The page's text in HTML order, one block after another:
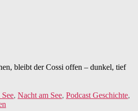
bleibt der Cossi offen – dunkel, tief
, Nacht am See, Podcast Geschichte,